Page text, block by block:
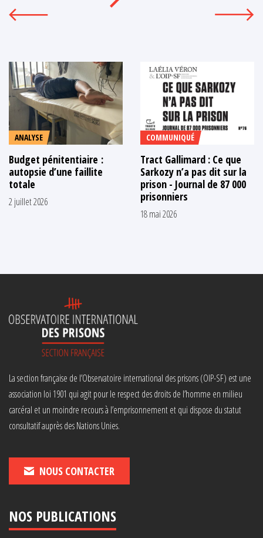
ANALYSE
Budget pénitentiaire :
autopsie d’une faillite
totale
2 juillet 2026
COMMUNIQUÉ
Tract Gallimard : Ce que
Sarkozy n’a pas dit sur la
prison - Journal de 87 000
prisonniers
18 mai 2026
La section française de l’Observatoire international des prisons (OIP-SF) est une
association loi 1901 qui agit pour le respect des droits de l’homme en milieu
carcéral et un moindre recours à l’emprisonnement et qui dispose du statut
consultatif auprès des Nations Unies.
NOUS CONTACTER
NOS PUBLICATIONS